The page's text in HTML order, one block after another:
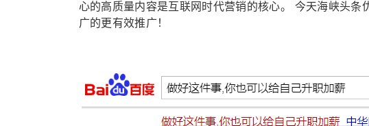
心的高质量内容是互联网时代营销的核心。 今天海峡头
广的更有效推广！